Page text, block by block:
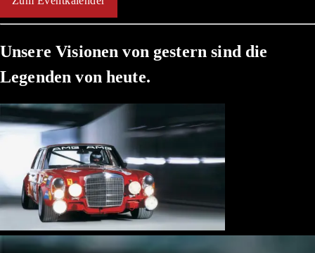
Unsere Visionen von gestern sind die
Legenden von heute.